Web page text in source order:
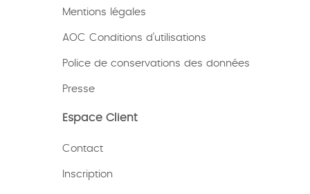
Mentions légales
AOC Conditions d’utilisations
Police de conservations des données
Presse
Espace Client
Contact
Inscription